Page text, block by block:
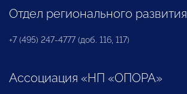
Отдел регионального развития
+7 (495) 247-4777 (доб. 116, 117)
Ассоциация «НП «ОПОРА»